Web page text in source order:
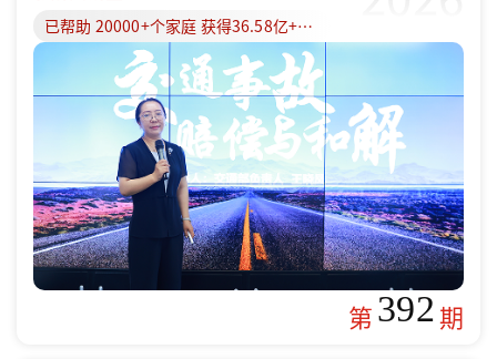
已帮助 20000+个家庭 获得36.58亿+赔偿款
第392期